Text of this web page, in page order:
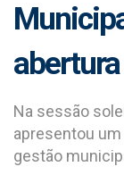
Na sessão
apresentou
gestão